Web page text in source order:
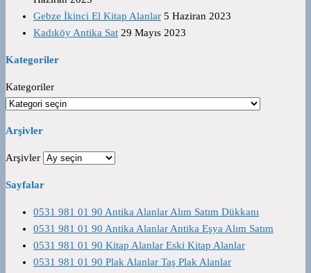
Gebze İkinci El Kitap Alanlar 5 Haziran 2023
Kadıköy Antika Sat 29 Mayıs 2023
Kategoriler
Kategoriler
Arşivler
Arşivler
Sayfalar
0531 981 01 90 Antika Alanlar Alım Satım Dükkanı
0531 981 01 90 Antika Alanlar Antika Eşya Alım Satım
0531 981 01 90 Kitap Alanlar Eski Kitap Alanlar
0531 981 01 90 Plak Alanlar Taş Plak Alanlar